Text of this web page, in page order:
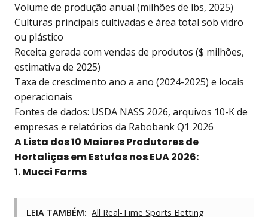
Volume de produção anual (milhões de lbs, 2025)
Culturas principais cultivadas e área total sob vidro
ou plástico
Receita gerada com vendas de produtos ($ milhões,
estimativa de 2025)
Taxa de crescimento ano a ano (2024-2025) e locais
operacionais
Fontes de dados: USDA NASS 2026, arquivos 10-K de
empresas e relatórios da Rabobank Q1 2026
A Lista dos 10 Maiores Produtores de
Hortaliças em Estufas nos EUA 2026:
1. Mucci Farms
LEIA TAMBÉM: All Real-Time Sports Betting